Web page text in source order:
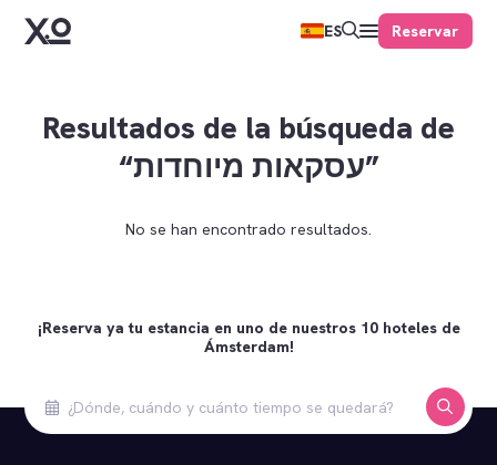
ES Reservar
Resultados de la búsqueda de
“עסקאות מיוחדות”
No se han encontrado resultados.
¡Reserva ya tu estancia en uno de nuestros 10 hoteles de
Ámsterdam!